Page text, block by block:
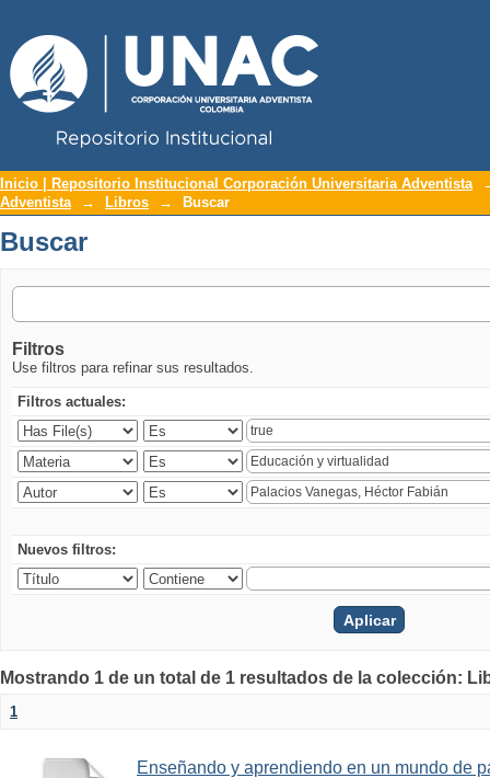
Buscar
Inicio | Repositorio Institucional Corporación Universitaria Adventista
Adventista
→ Libros → Buscar
Buscar
Filtros
Use filtros para refinar sus resultados.
Filtros actuales:
Nuevos filtros:
Mostrando 1 de un total de 1 resultados de la colección:
1
Enseñando y aprendiendo en un mundo de